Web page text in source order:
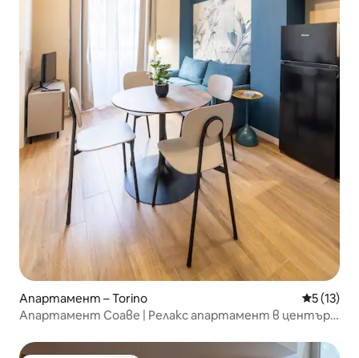
Апартамент – Torino Средна
5 (13)
Апартамент Соаве | Релакс апартамент в центъра